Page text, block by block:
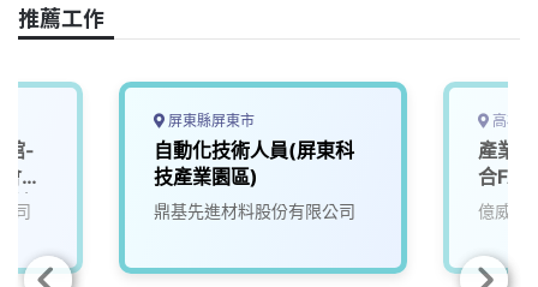
推薦工作
館-
」
科)
司
屏東縣屏東市
自動化技術人員(屏東科
技產業園區)
鼎基先進材料股份有限公司
高雄
產業
合
億威電